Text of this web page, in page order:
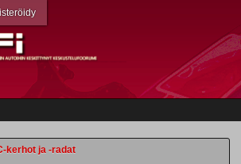
kerhot ja -radat